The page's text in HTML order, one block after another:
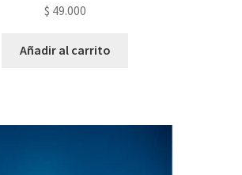
$ 49.000
Añadir al carrito